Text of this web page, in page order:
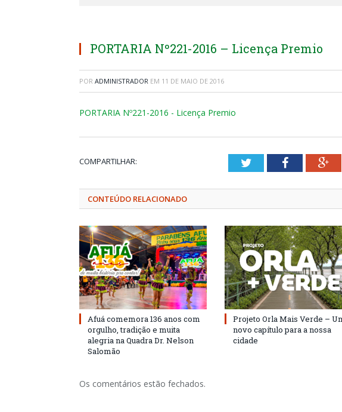
PORTARIA Nº221-2016 – Licença Premio
POR ADMINISTRADOR EM 11 DE MAIO DE 2016
PORTARIA Nº221-2016 - Licença Premio
COMPARTILHAR: TwitterFacebook
CONTEÚDO RELACIONADO
Afuá comemora 136 anos com
orgulho, tradição e muita
alegria na Quadra Dr. Nelson
Salomão
Projeto Orla Mais Verde –
novo capítulo para a nossa
cidade
Os comentários estão fechados.